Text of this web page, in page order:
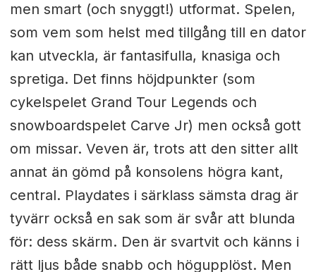
men smart (och snyggt!) utformat. Spelen,
som vem som helst med tillgång till en dator
kan utveckla, är fantasifulla, knasiga och
spretiga. Det finns höjdpunkter (som
cykelspelet Grand Tour Legends och
snowboardspelet Carve Jr) men också gott
om missar. Veven är, trots att den sitter allt
annat än gömd på konsolens högra kant,
central. Playdates i särklass sämsta drag är
tyvärr också en sak som är svår att blunda
för: dess skärm. Den är svartvit och känns i
rätt ljus både snabb och högupplöst. Men